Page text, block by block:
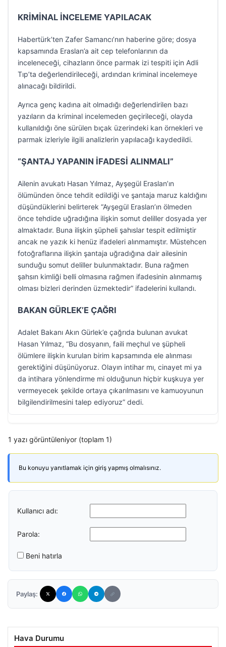
KRİMİNAL İNCELEME YAPILACAK
Habertürk’ten Zafer Samancı’nın haberine göre; dosya
kapsamında Eraslan’a ait cep telefonlarının da
inceleneceği, cihazların önce parmak izi tespiti için Adli
Tıp’ta değerlendirileceği, ardından kriminal incelemeye
alınacağı bildirildi.
Ayrıca genç kadına ait olmadığı değerlendirilen bazı
yazıların da kriminal incelemeden geçirileceği, olayda
kullanıldığı öne sürülen bıçak üzerindeki kan örnekleri ve
parmak izleriyle ilgili analizlerin yapılacağı kaydedildi.
“ŞANTAJ YAPANIN İFADESİ ALINMALI”
Ailenin avukatı Hasan Yılmaz, Ayşegül Eraslan’ın
ölümünden önce tehdit edildiği ve şantaja maruz kaldığını
düşündüklerini belirterek “Ayşegül Eraslan’ın ölmeden
önce tehdide uğradığına ilişkin somut deliller dosyada yer
almaktadır. Buna ilişkin şüpheli şahıslar tespit edilmiştir
ancak ne yazık ki henüz ifadeleri alınmamıştır. Müstehcen
fotoğraflarına ilişkin şantaja uğradığına dair ailesinin
sunduğu somut deliller bulunmaktadır. Buna rağmen
şahsın kimliği belli olmasına rağmen ifadesinin alınmamış
olması bizleri derinden üzmektedir” ifadelerini kullandı.
BAKAN GÜRLEK’E ÇAĞRI
Adalet Bakanı Akın Gürlek’e çağrıda bulunan avukat
Hasan Yılmaz, “Bu dosyanın, faili meçhul ve şüpheli
ölümlere ilişkin kurulan birim kapsamında ele alınması
gerektiğini düşünüyoruz. Olayın intihar mı, cinayet mi ya
da intihara yönlendirme mi olduğunun hiçbir kuşkuya yer
vermeyecek şekilde ortaya çıkarılmasını ve kamuoyunun
bilgilendirilmesini talep ediyoruz” dedi.
1 yazı görüntüleniyor (toplam 1)
Bu konuyu yanıtlamak için giriş yapmış olmalısınız.
Kullanıcı adı:
Parola:
Beni hatırla
Paylaş:
Hava Durumu